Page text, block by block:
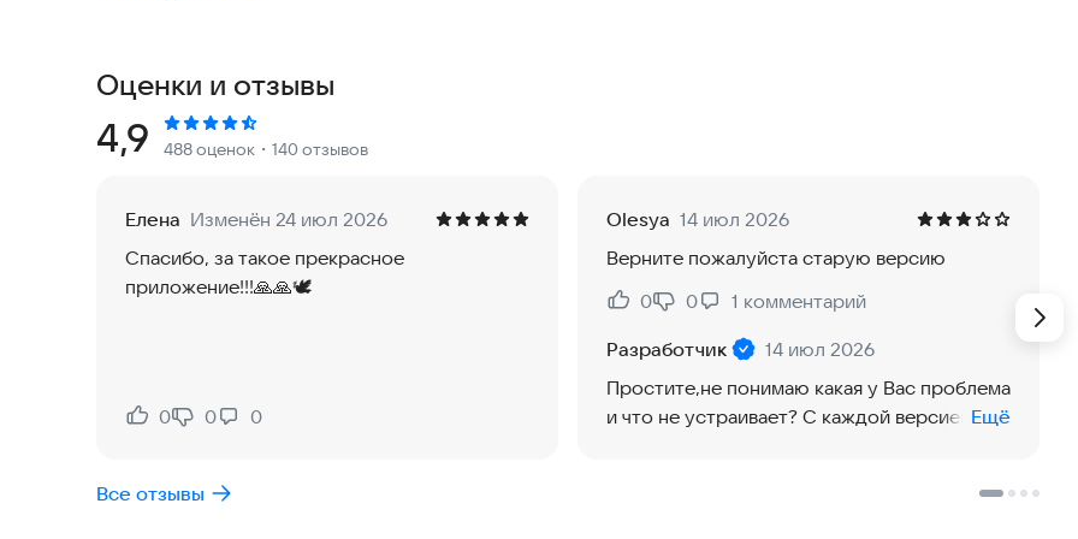
Молитвы по часам.
Молитвы Святым.
Молитвы Ангелам.
Каноны.
Молитвы ко Святому Причащению.
Молитвы на Разные случаи жизни.
Псалтырь.
Богослужебные тексты.
Библия детям.
Оценки и отзывы
Рейтинг:
4,9 488 оценок ・140 отзывов
Елена Изменён 24 июл 2026
Спасибо, за такое прекрасное
приложение!!!🙏🙏🕊️
Нравится:
0
Не нравится:
0 0
Olesya 14 июл 2026
Верните пожалуйста старую версию
Нравится:
0
Не нравится:
0 1 комментарий
Разработчик
14 июл 2026
Простите,не понимаю какая у Вас проблема
и что не устраивает? С каждой версией Ещё
Все отзывы